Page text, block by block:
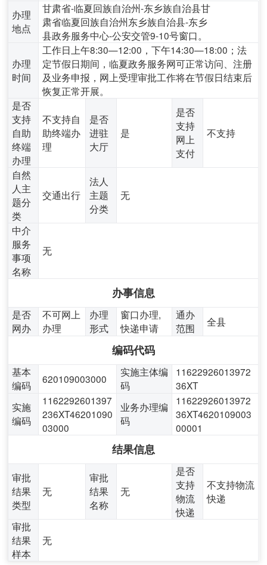
办理
地点
甘肃省-临夏回族自治州-东乡族自治县甘
肃省临夏回族自治州东乡族自治县-东乡
县政务服务中心-公安交管9-10号窗口。
办理
时间
工作日上午8:30—12:00，下午14:30—18:00；法
定节假日期间，临夏政务服务网可正常访问、注册
及业务申报，网上受理审批工作将在节假日结束后
恢复正常开展。
是否
支持
自助
终端
办理
不支持自
助终端办
理
是否
进驻
大厅
是
是否
支持
网上
支付
不支持
自然
人主
题分
类
交通出行
法人
主题
分类
无
中介
服务
事项
名称
无
办事信息
是否
网办
不可网上
办理
办理
形式
窗口办理,
快递申请
通办
范围
全县
编码代码
基本
编码
620109003000
实施主体编
码
11622926013972
36XT
实施
编码
1162292601397
236XT46201090
03000
业务办理编
码
11622926013972
36XT4620109003
00001
结果信息
审批
结果
类型
无
审批
结果
名称
无
是否
支持
物流
快递
不支持物流
快递
审批
结果
样本
无